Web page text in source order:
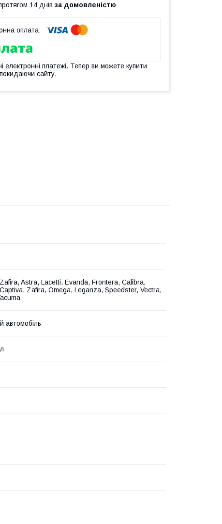
14 днів за домовленістю
електронні платежі. Тепер ви можете купити
сайту.
Astra, Lacetti, Evanda, Frontera, Calibra,
Zafira, Omega, Leganza, Speedster, Vectra,
автомобіль